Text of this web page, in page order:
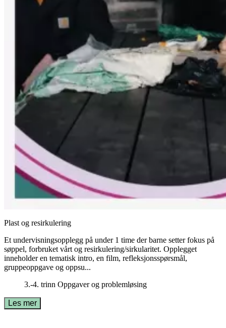
Plast og resirkulering
Et undervisningsopplegg på under 1 time der barne setter fokus på
søppel, forbruket vårt og resirkulering/sirkularitet. Opplegget
inneholder en tematisk intro, en film, refleksjonsspørsmål,
gruppeoppgave og oppsu...
3.-4. trinn Oppgaver og problemløsing
Les mer